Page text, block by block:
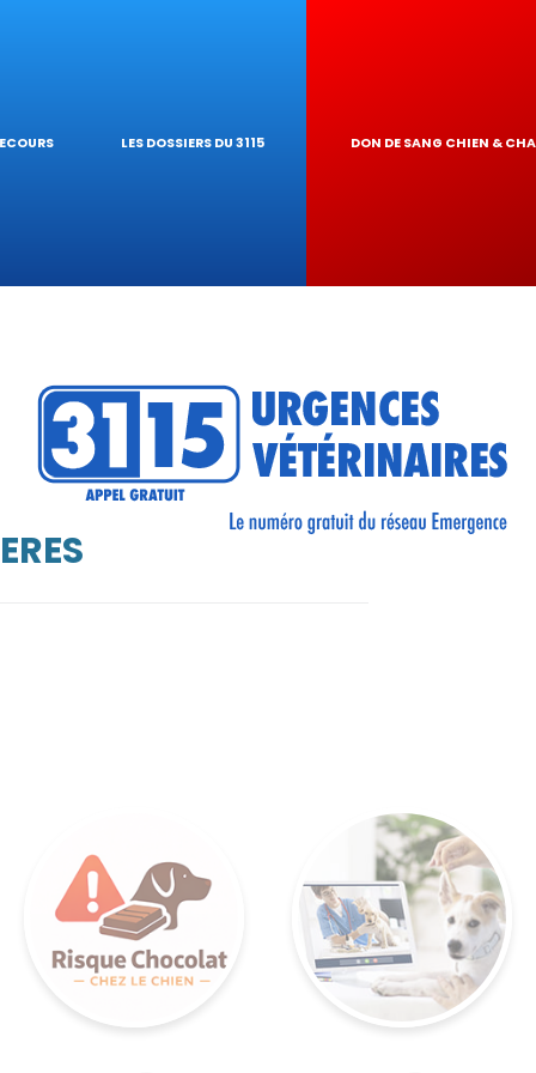
DE TOXICITÉ
LES DOSSIERS DU 3115 DON DE SANG CHIEN &